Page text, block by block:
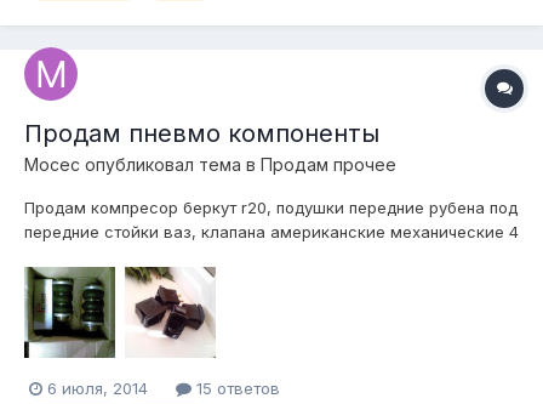
Продам пневмо компоненты
Мосес опубликовал тема в Продам прочее
Продам компресор беркут r20, подушки передние рубена под
передние стойки ваз, клапана американские механические 4
отправлю хоть куда! продаю за недорого! тел:89224175644
6 июля, 2014 15 ответов